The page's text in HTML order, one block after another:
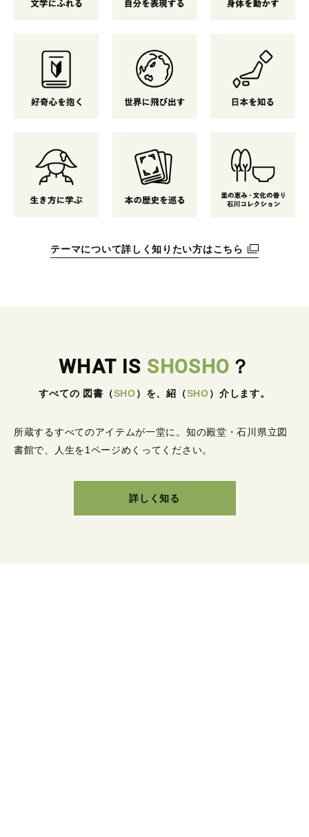
テーマについて詳しく知りたい方はこちら
WHAT IS SHOSHO ？
すべての 図書 （SHO） を、紹 （SHO） 介します。
所蔵するすべてのアイテムが一堂に。 知の殿堂・石川県立図
書館で、人生を1ページめくってください。
詳しく知る